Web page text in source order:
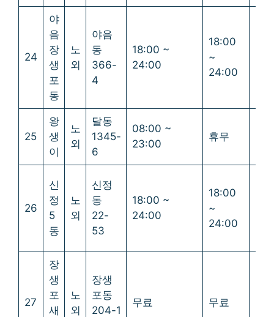
24
야
음
장
생
포
동
노
외
야음
동
366-
4
18:00 ~
24:00
18:00
~
24:00
25
왕
생
이
노
외
달동
1345-
6
08:00 ~
23:00
휴무
26
신
정
5
동
노
외
신정
동
22-
53
18:00 ~
24:00
18:00
~
24:00
27
장
생
포
새
노
외
장생
포동
204-1
무료 무료